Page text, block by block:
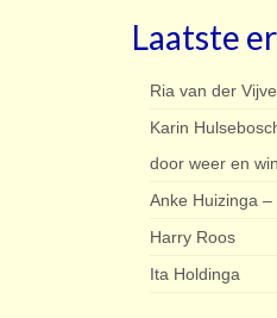
Laatste
Ria van der
Karin
door weer en
Anke Huizinga –
Harry Roos
Ita Holdinga